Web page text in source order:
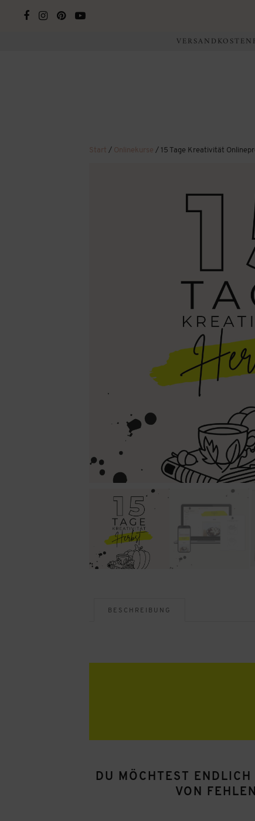
Start / Onlinekurse / 15 Tage Kreativität
BESCHREIBUNG
DU MÖCHTEST
VON